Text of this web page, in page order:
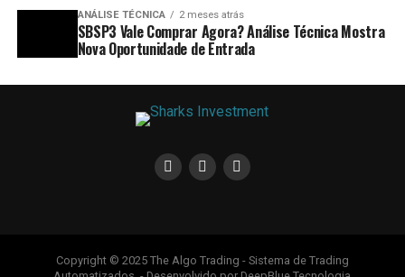
ANÁLISE TÉCNICA 2 meses atrás
SBSP3 Vale Comprar Agora? Análise Técnica Mostra
Nova Oportunidade de Entrada
Copyright © 2025 The Algo Trading - Sistema de Trading